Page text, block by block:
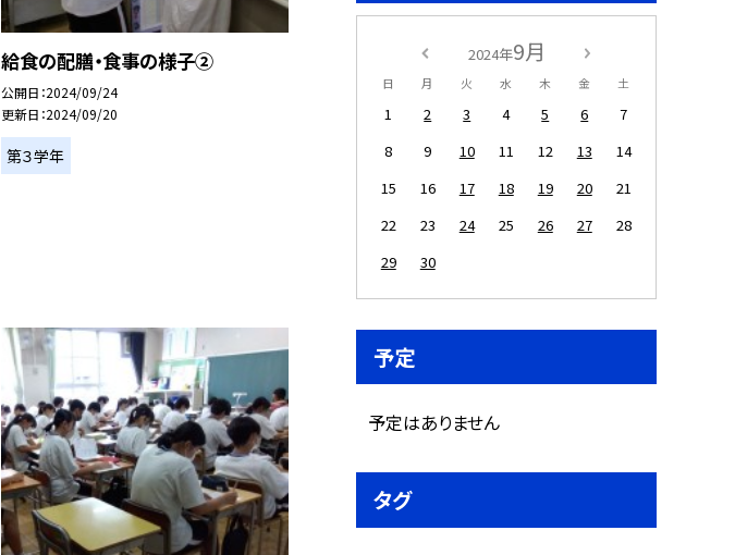
給食の配膳・食事の様子②
公開日 2024/09/24
更新日 2024/09/20
第３学年
2024年9月
日 月 火 水 木 金 土
1 2 3 4 5 6
7
8
9 10 11 12 13
14
15
16 17 18 19 20
21
22
23 24 25 26 27
28
29
30
予定
予定はありません
タグ